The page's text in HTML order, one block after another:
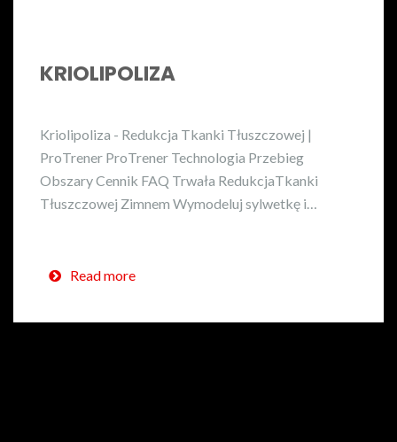
KRIOLIPOLIZA
Kriolipoliza - Redukcja Tkanki Tłuszczowej |
ProTrener ProTrener Technologia Przebieg
Obszary Cennik FAQ Trwała RedukcjaTkanki
Tłuszczowej Zimnem Wymodeluj sylwetkę i…
Read more